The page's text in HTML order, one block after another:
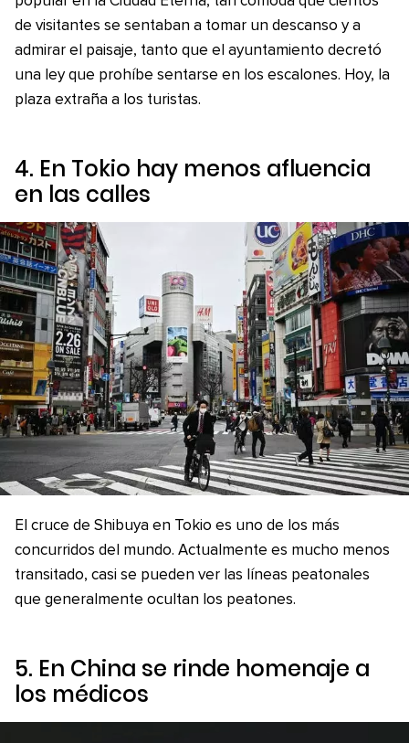
de visitantes se sentaban a tomar un descanso y a
admirar el paisaje, tanto que el ayuntamiento decretó
una ley que prohíbe sentarse en los escalones. Hoy, la
plaza extraña a los turistas.
4. En Tokio hay menos afluencia
en las calles
El cruce de Shibuya en Tokio es uno de los más
concurridos del mundo. Actualmente es mucho menos
transitado, casi se pueden ver las líneas peatonales
que generalmente ocultan los peatones.
5. En China se rinde homenaje a
los médicos